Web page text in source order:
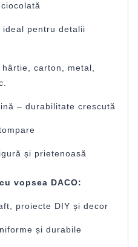
pentru detalii
carton, metal,
– durabilitate crescută
și prietenoasă
vopsea DACO:
proiecte DIY și decor
și durabile